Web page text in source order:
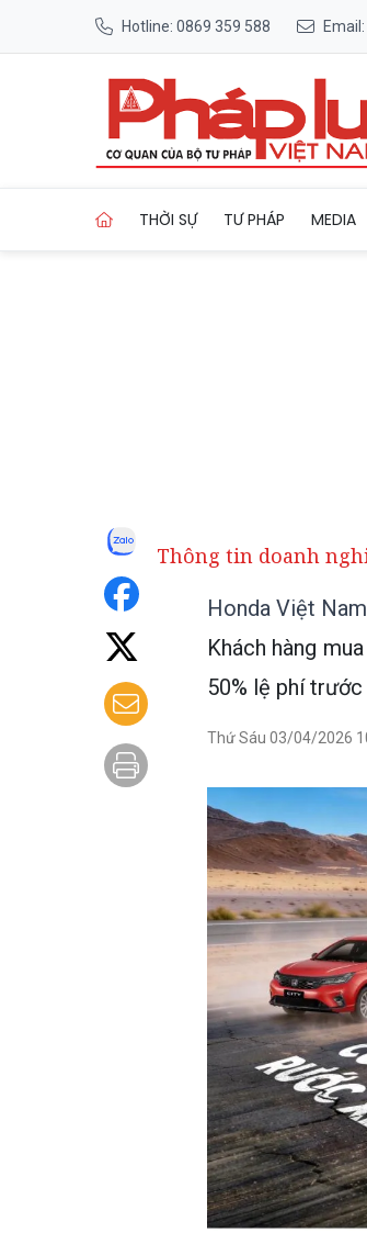
Hotline: 0869 359 588
THỜI SỰ TƯ PHÁP MEDIA
Thông tin doanh
Honda Việt
Khách hàng
50% lệ phí trước
Thứ Sáu 03/04/2026